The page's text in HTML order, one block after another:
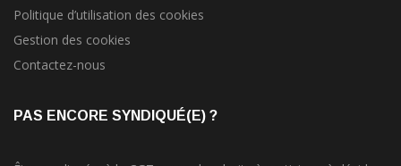
Politique d’utilisation des cookies
Gestion des cookies
Contactez-nous
PAS ENCORE SYNDIQUÉ(E) ?